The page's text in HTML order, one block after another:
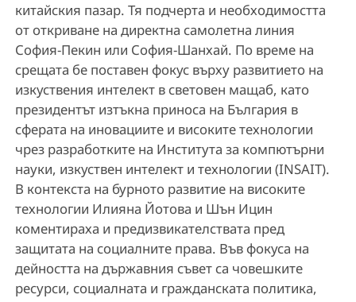
китайския пазар. Тя подчерта и необходимостта
от откриване на директна самолетна линия
София-Пекин или София-Шанхай. По време на
срещата бе поставен фокус върху развитието на
изкуствения интелект в световен мащаб, като
президентът изтъкна приноса на България в
сферата на иновациите и високите технологии
чрез разработките на Института за компютърни
науки, изкуствен интелект и технологии (INSAIT).
В контекста на бурното развитие на високите
технологии Илияна Йотова и Шън Ицин
коментираха и предизвикателствата пред
защитата на социалните права. Във фокуса на
дейността на държавния съвет са човешките
ресурси, социалната и гражданската политика,